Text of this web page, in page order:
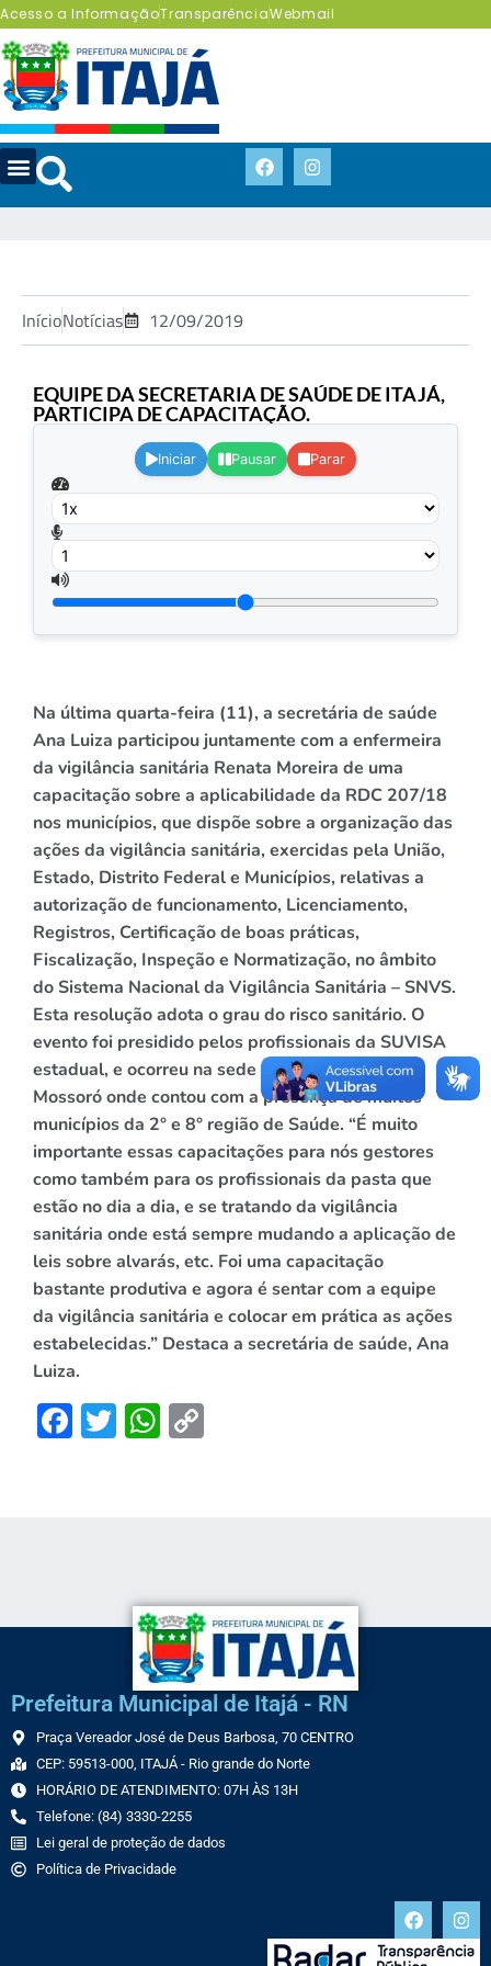
Acesso a InformaçãoTransparênciaWebmail
InícioNotícias 12/09/2019
EQUIPE DA SECRETARIA DE SAÚDE DE ITAJÁ,
PARTICIPA DE CAPACITAÇÃO.
Iniciar Pausar Parar
Na última quarta-feira (11), a secretária de saúde
Ana Luiza participou juntamente com a enfermeira
da vigilância sanitária Renata Moreira de uma
capacitação sobre a aplicabilidade da RDC 207/18
nos municípios, que dispõe sobre a organização das
ações da vigilância sanitária, exercidas pela União,
Estado, Distrito Federal e Municípios, relativas a
autorização de funcionamento, Licenciamento,
Registros, Certificação de boas práticas,
Fiscalização, Inspeção e Normatização, no âmbito
do Sistema Nacional da Vigilância Sanitária – SNVS.
Esta resolução adota o grau do risco sanitário. O
evento foi presidido pelos profissionais da SUVISA
estadual, e ocorreu na sede da II URSAP em
Mossoró onde contou com a presença de muitos
municípios da 2° e 8° região de Saúde. “É muito
importante essas capacitações para nós gestores
como também para os profissionais da pasta que
estão no dia a dia, e se tratando da vigilância
sanitária onde está sempre mudando a aplicação de
leis sobre alvarás, etc. Foi uma capacitação
bastante produtiva e agora é sentar com a equipe
da vigilância sanitária e colocar em prática as ações
estabelecidas.” Destaca a secretária de saúde, Ana
Luiza.
Facebook
TwitterWhatsApp
Prefeitura Municipal de Itajá - RN
Praça Vereador José de Deus Barbosa, 70 CENTRO
CEP: 59513-000, ITAJÁ - Rio grande do Norte
HORÁRIO DE ATENDIMENTO: 07H ÀS 13H
Telefone: (84) 3330-2255
Lei geral de proteção de dados
Política de Privacidade